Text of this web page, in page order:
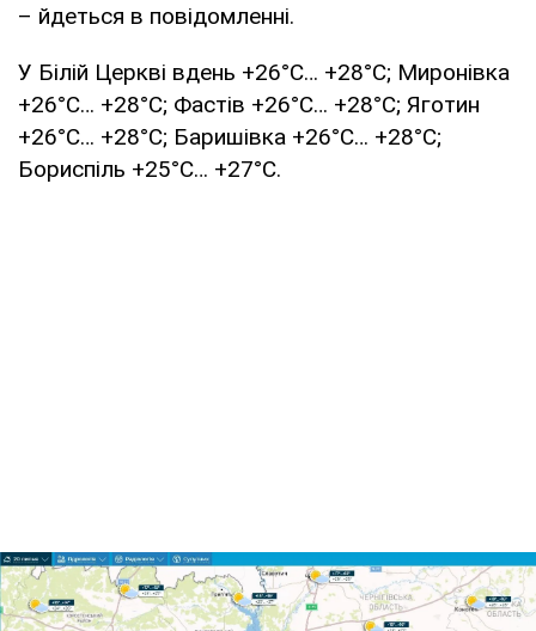
– йдеться в повідомленні.
У Білій Церкві вдень +26°С… +28°С; Миронівка
+26°С… +28°С; Фастів +26°С… +28°С; Яготин
+26°С… +28°С; Баришівка +26°С… +28°С;
Бориспіль +25°С… +27°С.